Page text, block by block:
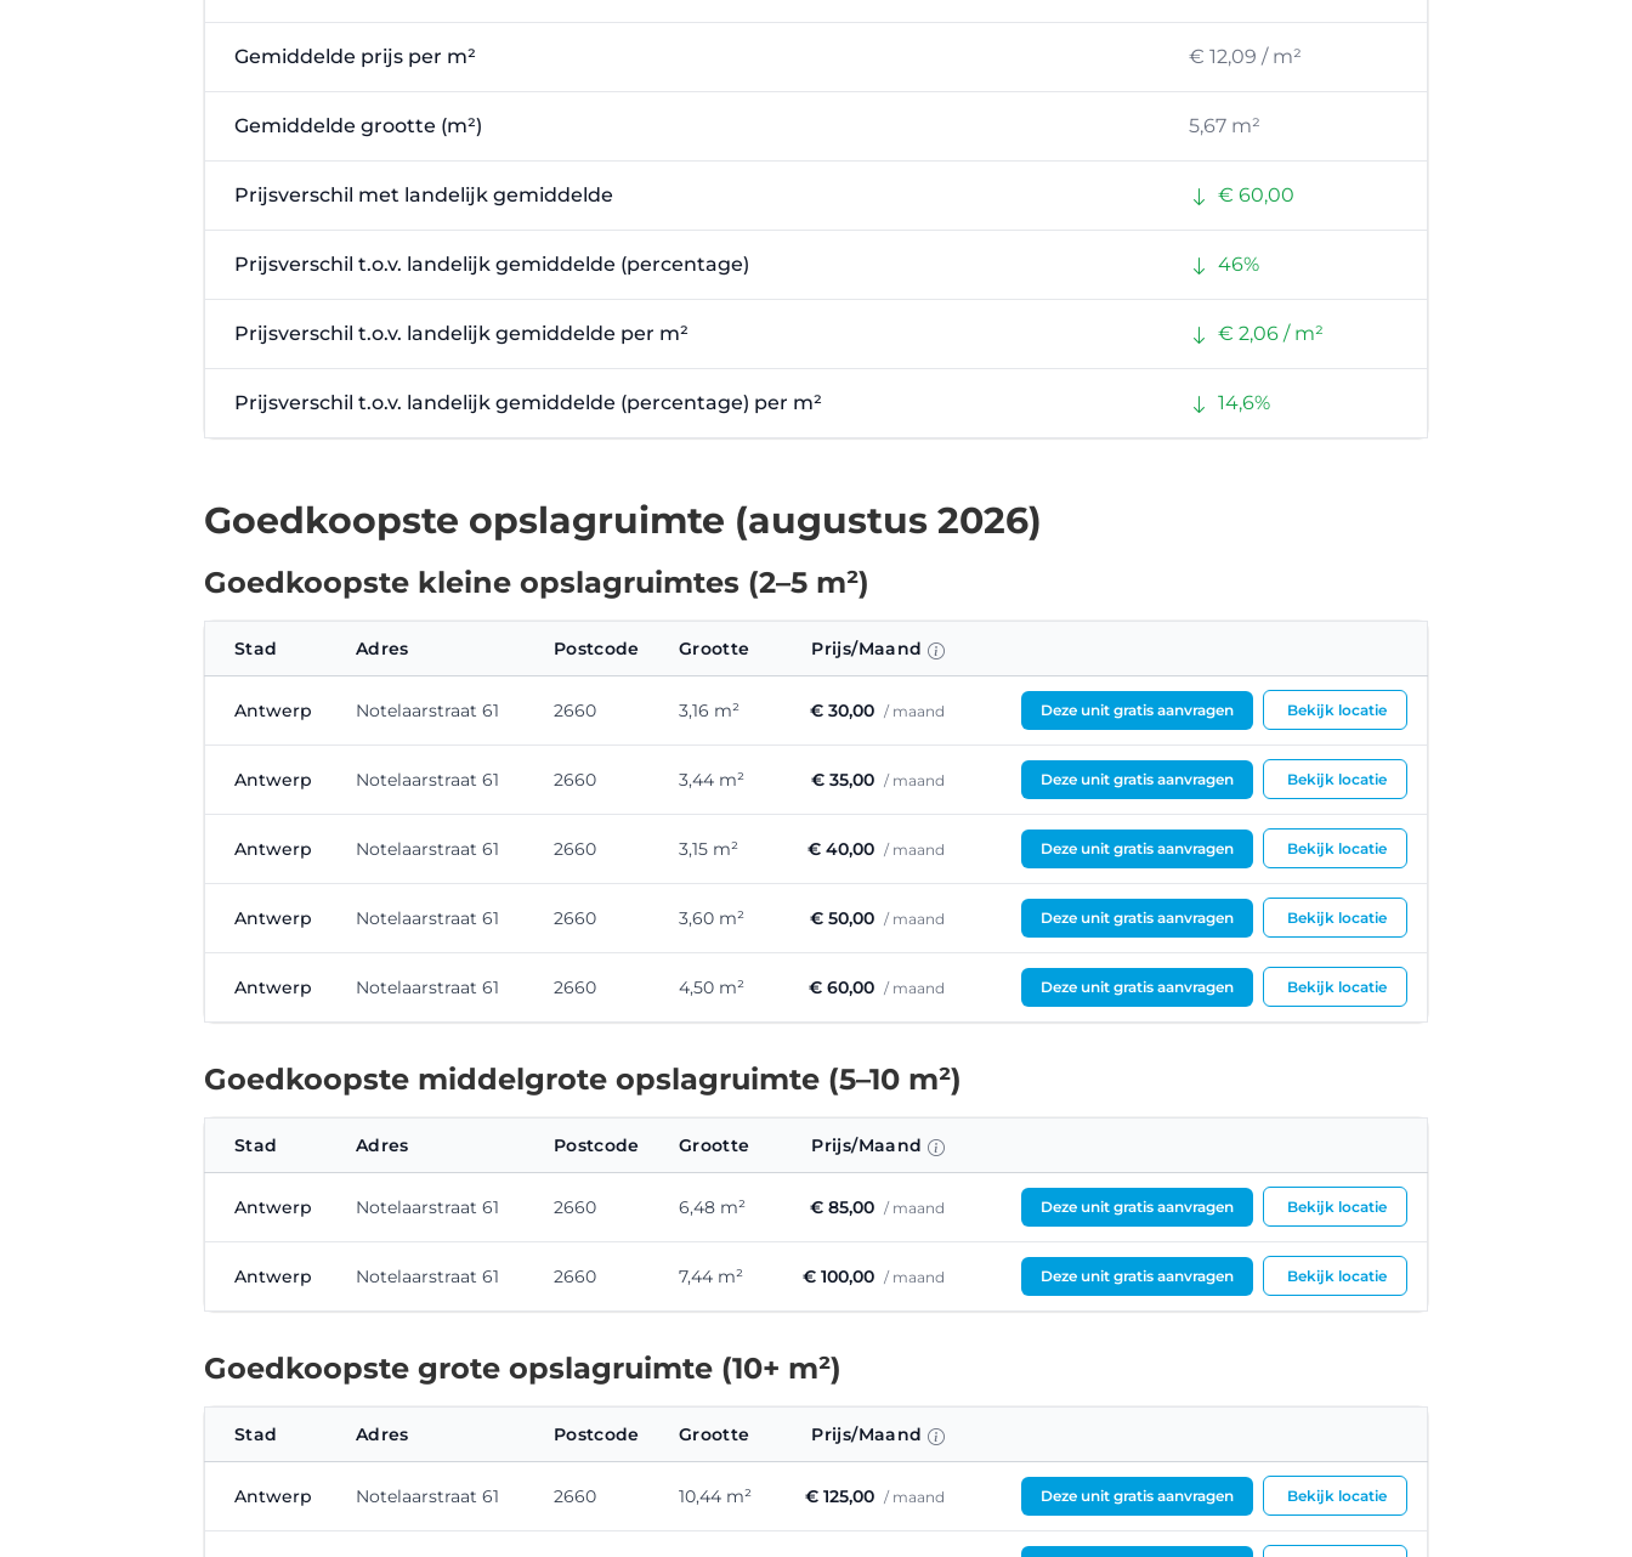
Gemiddelde prijs per m² € 12,09 / m²
Gemiddelde grootte (m²) 5,67 m²
Prijsverschil met landelijk gemiddelde € 60,00
Prijsverschil t.o.v. landelijk gemiddelde (percentage) 46%
Prijsverschil t.o.v. landelijk gemiddelde per m² € 2,06 / m²
Prijsverschil t.o.v. landelijk gemiddelde (percentage) per m² 14,6%
Goedkoopste opslagruimte (augustus 2026)
Goedkoopste kleine opslagruimtes (2–5 m²)
Stad Adres Postcode Grootte Prijs/Maand
Antwerp Notelaarstraat 61 2660 3,16 m² € 30,00 / maand Deze unit gratis aanvragen Bekijk locatie
Antwerp Notelaarstraat 61 2660 3,44 m² € 35,00 / maand Deze unit gratis aanvragen Bekijk locatie
Antwerp Notelaarstraat 61 2660 3,15 m² € 40,00 / maand Deze unit gratis aanvragen Bekijk locatie
Antwerp Notelaarstraat 61 2660 3,60 m² € 50,00 / maand Deze unit gratis aanvragen Bekijk locatie
Antwerp Notelaarstraat 61 2660 4,50 m² € 60,00 / maand Deze unit gratis aanvragen Bekijk locatie
Goedkoopste middelgrote opslagruimte (5–10 m²)
Stad Adres Postcode Grootte Prijs/Maand
Antwerp Notelaarstraat 61 2660 6,48 m² € 85,00 / maand Deze unit gratis aanvragen Bekijk locatie
Antwerp Notelaarstraat 61 2660 7,44 m² € 100,00 / maand Deze unit gratis aanvragen Bekijk locatie
Goedkoopste grote opslagruimte (10+ m²)
Stad Adres Postcode Grootte Prijs/Maand
Antwerp Notelaarstraat 61 2660 10,44 m² € 125,00 / maand Deze unit gratis aanvragen Bekijk locatie